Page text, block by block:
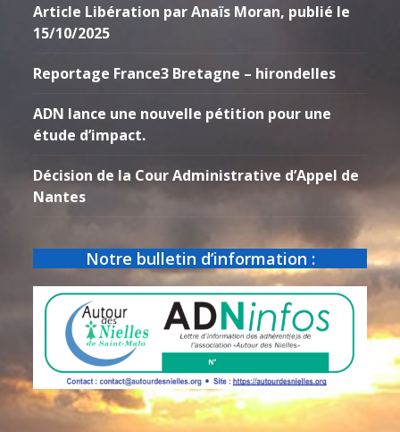
Article Libération par Anaïs Moran, publié le
15/10/2025
Reportage France3 Bretagne – hirondelles
ADN lance une nouvelle pétition pour une
étude d’impact.
Décision de la Cour Administrative d’Appel de
Nantes
Notre bulletin d’information :